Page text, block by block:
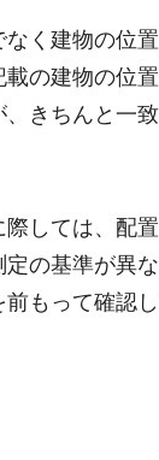
く建物の位
の建物の位
きちんと一
際しては、配
定の基準が異
もって確認